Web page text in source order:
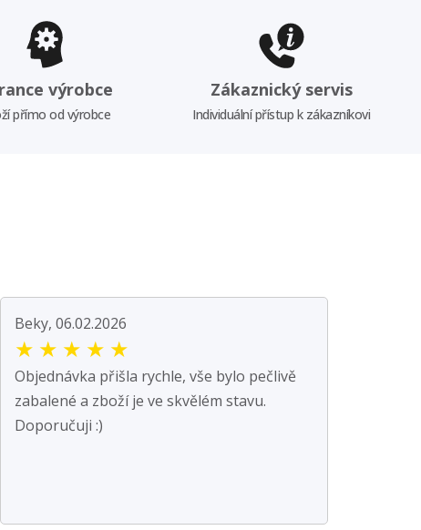
výrobce
přímo od výrobce
Zákaznický servis
Individuální přístup k zákazníkovi
Beky, 06.02.2026
★ ★ ★ ★ ★
Objednávka přišla rychle, vše bylo pečlivě
zabalené a zboží je ve skvělém stavu.
Doporučuji :)